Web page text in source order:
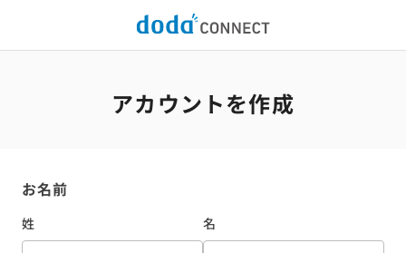
アカウントを作成
お名前
姓 名